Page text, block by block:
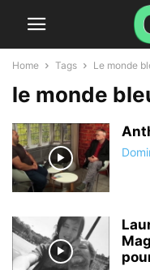
Home Tags Le monde
le monde